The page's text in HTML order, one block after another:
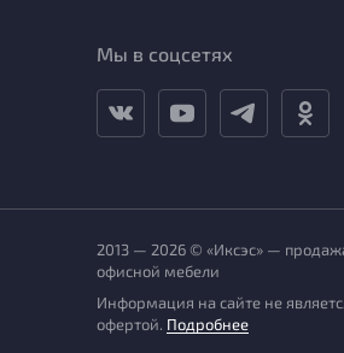
Мы в соцсетях
2013 — 2026 © «Иксэс» —
офисной мебели
Информация на сайте не
офертой. Подробнее